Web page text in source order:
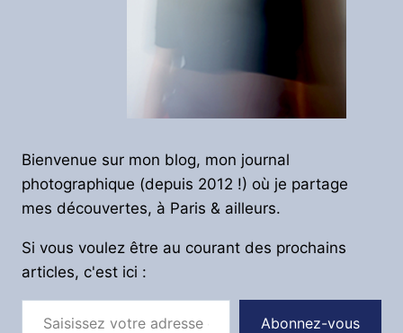
Bienvenue sur mon blog, mon journal
photographique (depuis 2012 !) où je partage
mes découvertes, à Paris & ailleurs.
Si vous voulez être au courant des prochains
articles, c'est ici :
Saisissez votre adresse e-mail…
Abonnez-vous